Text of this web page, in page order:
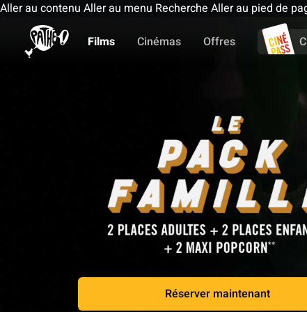
Aller au contenu Aller au menu Recherche Aller au pied de
Films
Cinémas Offres
Réserver maintenant